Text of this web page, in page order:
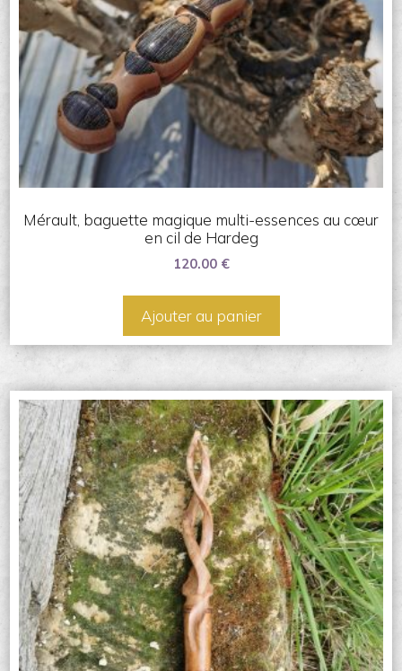
Mérault, baguette magique multi-essences au cœur
en cil de Hardeg
120.00 €
Ajouter au panier